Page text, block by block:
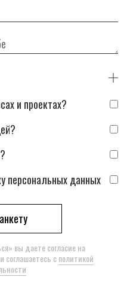
и проектах?
персональных данных
вы даете согласие на
соглашаетесь сполитикой